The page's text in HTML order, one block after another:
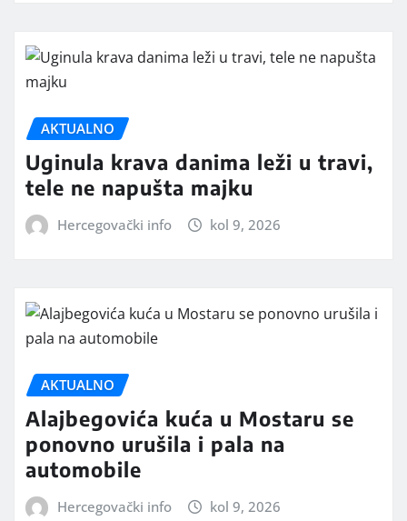
AKTUALNO
Uginula krava danima leži u travi,
tele ne napušta majku
Hercegovački info kol 9, 2026
AKTUALNO
Alajbegovića kuća u Mostaru se
ponovno urušila i pala na
automobile
Hercegovački info kol 9, 2026